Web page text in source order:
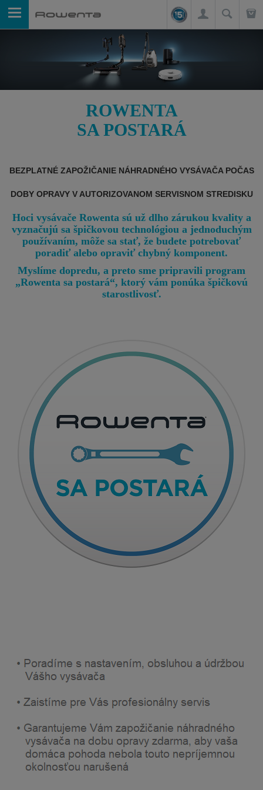
ROWENTA
SA POSTARÁ
BEZPLATNÉ ZAPOŽIČANIE NÁHRADNÉHO VYSÁVAČA POČAS
DOBY OPRAVY V AUTORIZOVANOM SERVISNOM STREDISKU
Hoci vysávače Rowenta sú už dlho zárukou kvality a
vyznačujú sa špičkovou technológiou a jednoduchým
používaním, môže sa stať, že budete potrebovať
poradiť alebo opraviť chybný komponent.
Myslíme dopredu, a preto sme pripravili program
„Rowenta sa postará“, ktorý vám ponúka špičkovú
starostlivosť.